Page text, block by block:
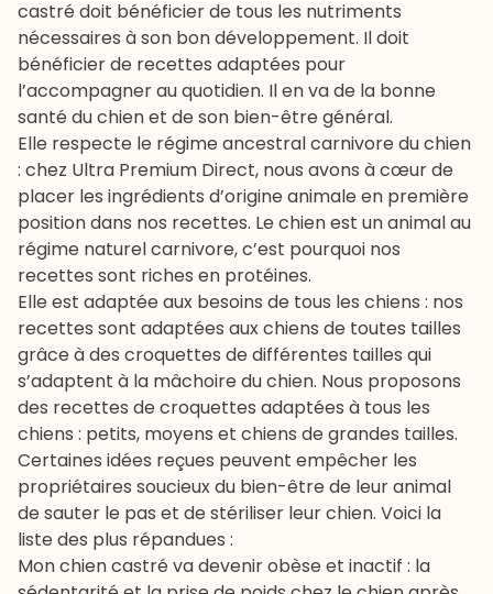
castré doit bénéficier de tous les nutriments
nécessaires à son bon développement. Il doit
bénéficier de recettes adaptées pour
l’accompagner au quotidien. Il en va de la bonne
santé du chien et de son bien-être général.
Elle respecte le régime ancestral carnivore du chien
: chez Ultra Premium Direct, nous avons à cœur de
placer les ingrédients d’origine animale en première
position dans nos recettes. Le chien est un animal au
régime naturel carnivore, c’est pourquoi nos
recettes sont riches en protéines.
Elle est adaptée aux besoins de tous les chiens : nos
recettes sont adaptées aux chiens de toutes tailles
grâce à des croquettes de différentes tailles qui
s’adaptent à la mâchoire du chien. Nous proposons
des recettes de croquettes adaptées à tous les
chiens : petits, moyens et chiens de grandes tailles.
Certaines idées reçues peuvent empêcher les
propriétaires soucieux du bien-être de leur animal
de sauter le pas et de stériliser leur chien. Voici la
liste des plus répandues :
Mon chien castré va devenir obèse et inactif : la